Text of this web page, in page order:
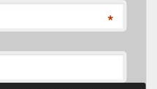
*